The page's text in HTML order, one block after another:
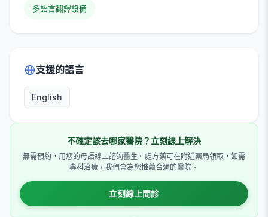
多語言翻譯設備
支援的語言
English
不確定該去哪家醫院？立刻線上解決
無需預約，用您的母語線上諮詢醫生。處方藥可在附近藥局領取，如需
專科治療，我們會為您推薦合適的醫院。
立刻線上問診